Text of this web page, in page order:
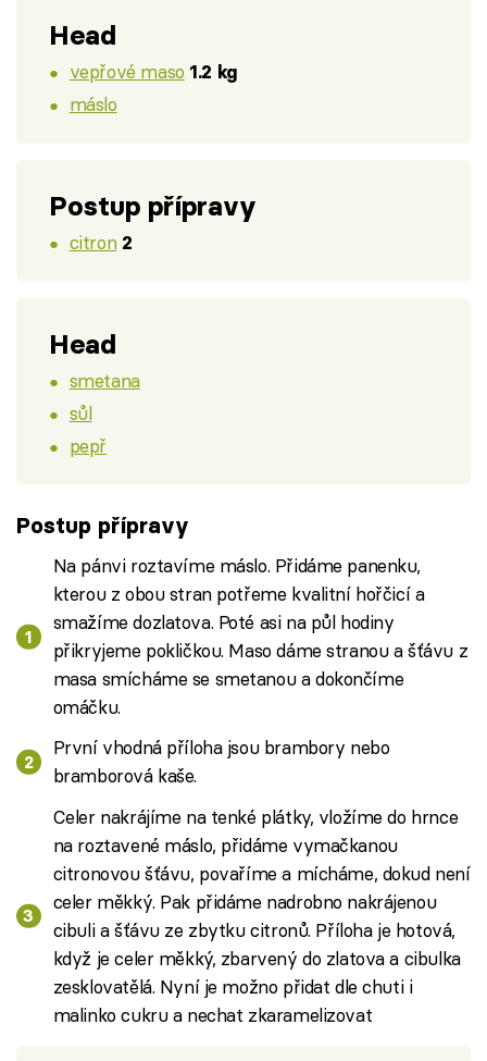
Head
vepřové maso 1.2 kg
máslo
Postup přípravy
citron 2
Head
smetana
sůl
pepř
Postup přípravy
Na pánvi roztavíme máslo. Přidáme panenku,
kterou z obou stran potřeme kvalitní hořčicí a
smažíme dozlatova. Poté asi na půl hodiny
přikryjeme pokličkou. Maso dáme stranou a šťávu z
masa smícháme se smetanou a dokončíme
omáčku.
První vhodná příloha jsou brambory nebo
bramborová kaše.
Celer nakrájíme na tenké plátky, vložíme do hrnce
na roztavené máslo, přidáme vymačkanou
citronovou šťávu, povaříme a mícháme, dokud není
celer měkký. Pak přidáme nadrobno nakrájenou
cibuli a šťávu ze zbytku citronů. Příloha je hotová,
když je celer měkký, zbarvený do zlatova a cibulka
zesklovatělá. Nyní je možno přidat dle chuti i
malinko cukru a nechat zkaramelizovat